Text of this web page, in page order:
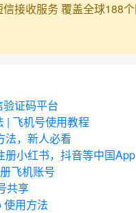
接收服务 覆盖全球188
证码平台
| 飞机号使用教程
法，新人必看
册小红书，抖音等中国App
飞机账号
共享
使用方法